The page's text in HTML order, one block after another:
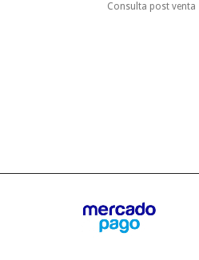
Consulta post venta